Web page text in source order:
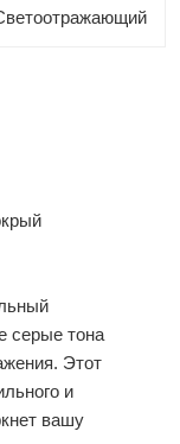
серые тона
Этот
и
вашу